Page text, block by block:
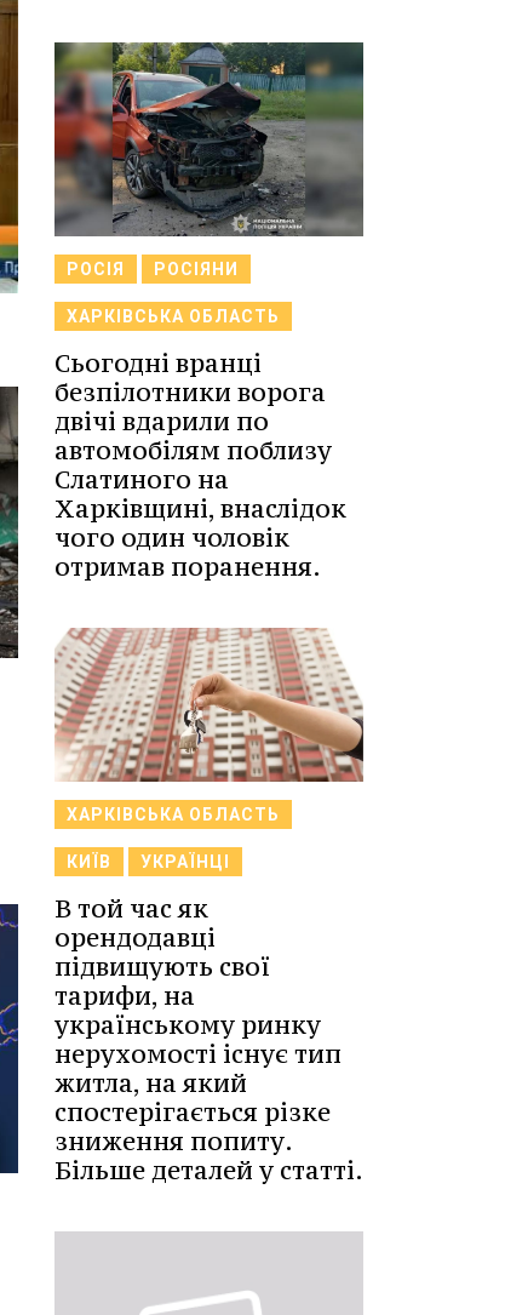
РОСІЯ РОСІЯНИ
ХАРКІВСЬКА ОБЛАСТЬ
Сьогодні вранці
безпілотники ворога
двічі вдарили по
автомобілям поблизу
Слатиного на
Харківщині, внаслідок
чого один чоловік
отримав поранення.
ХАРКІВСЬКА ОБЛАСТЬ
КИЇВ УКРАЇНЦІ
В той час як
орендодавці
підвищують свої
тарифи, на
українському ринку
нерухомості існує тип
житла, на який
спостерігається різке
зниження попиту.
Більше деталей у статті.